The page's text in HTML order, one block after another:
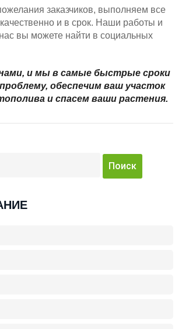
заказчиков, выполняем все
и в срок. Наши работы и
вы можете найти в социальных
и мы в самые быстрые сроки
обеспечим ваш участок
и спасем ваши растения.